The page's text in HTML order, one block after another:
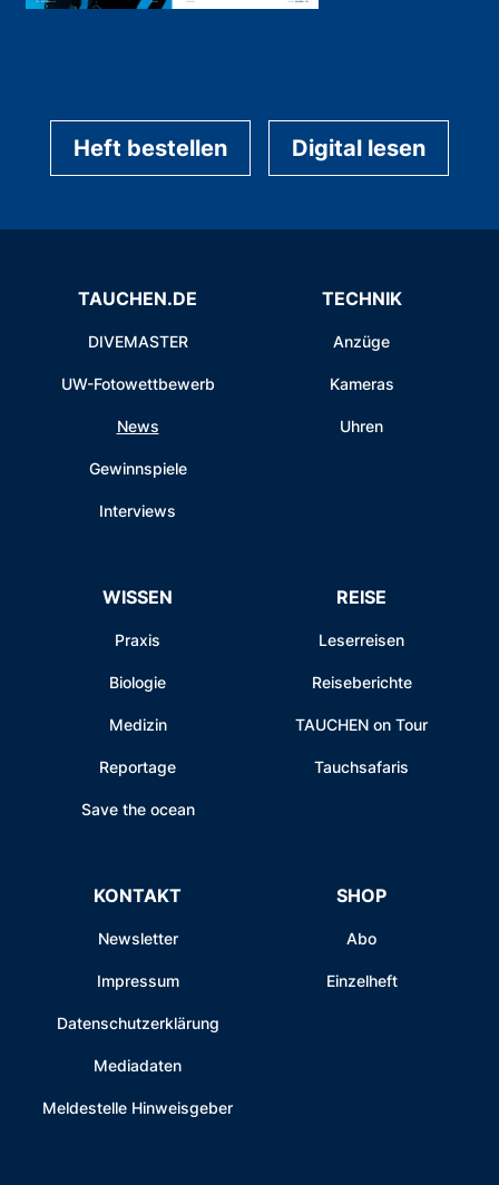
Heft bestellen Digital lesen
TAUCHEN.DE
DIVEMASTER
UW-Fotowettbewerb
News
Gewinnspiele
Interviews
TECHNIK
Anzüge
Kameras
Uhren
WISSEN
Praxis
Biologie
Medizin
Reportage
Save the ocean
REISE
Leserreisen
Reiseberichte
TAUCHEN on Tour
Tauchsafaris
KONTAKT
Newsletter
Impressum
Datenschutzerklärung
Mediadaten
Meldestelle Hinweisgeber
SHOP
Abo
Einzelheft